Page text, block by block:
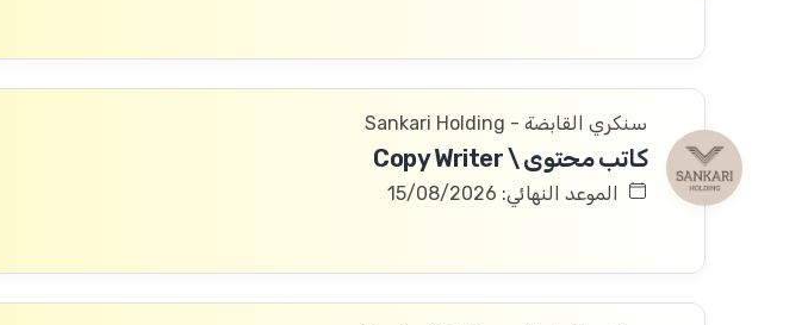
سنكري القابضة - Sankari Holding
كاتب محتوى \ Copy Writer
الموعد النهائي: 15/08/2026